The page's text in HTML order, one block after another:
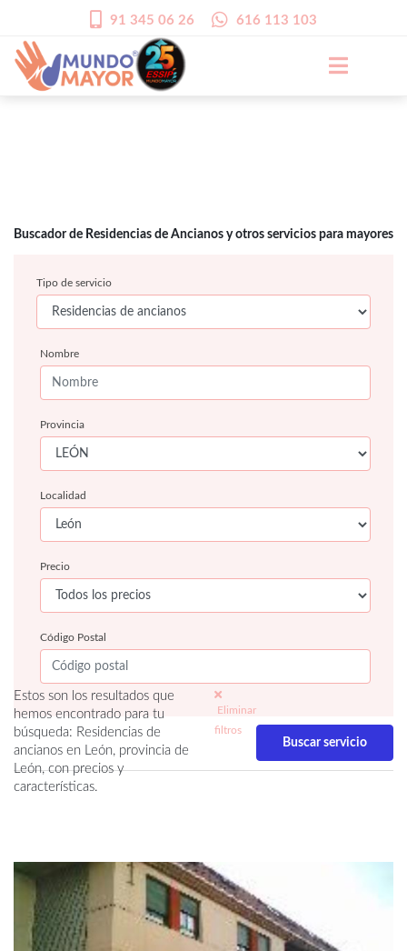
91 345 06 26 616 113 103
Buscador de Residencias de Ancianos y otros servicios para mayores
Tipo de servicio
Nombre
Provincia
Localidad
Precio
Código Postal
Estos son los resultados que
hemos encontrado para tu
búsqueda: Residencias de
ancianos en León, provincia de
León, con precios y
características.
Eliminar
filtros